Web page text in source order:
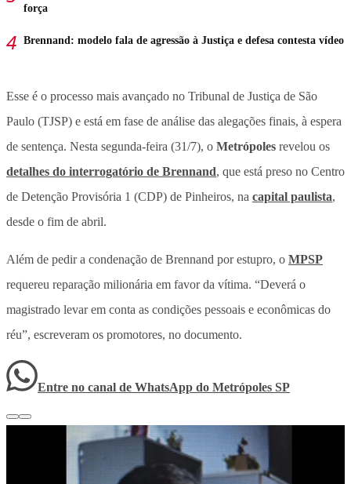
força
Brennand: modelo fala de agressão à Justiça e defesa contesta vídeo
Esse é o processo mais avançado no Tribunal de Justiça de São
Paulo (TJSP) e está em fase de análise das alegações finais, à espera
de sentença. Nesta segunda-feira (31/7), o Metrópoles revelou os
detalhes do interrogatório de Brennand, que está preso no Centro
de Detenção Provisória 1 (CDP) de Pinheiros, na capital paulista,
desde o fim de abril.
Além de pedir a condenação de Brennand por estupro, o MPSP
requereu reparação milionária em favor da vítima. “Deverá o
magistrado levar em conta as condições pessoais e econômicas do
réu”, escreveram os promotores, no documento.
Entre no canal de WhatsApp do Metrópoles SP